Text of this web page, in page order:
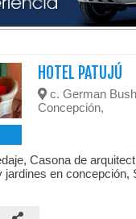
HOTEL PATUJÚ
c. German
Concepción,
Casona de
jardines en concepción,